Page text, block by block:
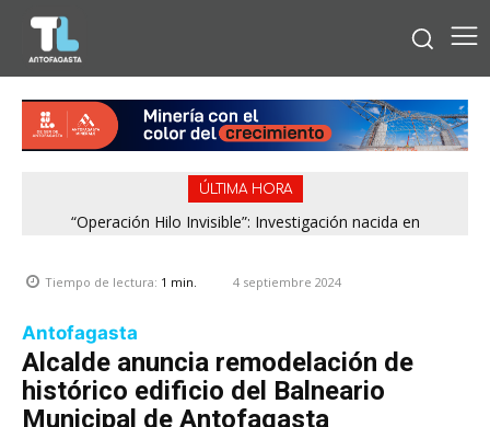
ÚLTIMA HORA
“Operación Hilo Invisible”: Investigación nacida en
Tiempo de lectura: 1 min. 4 septiembre 2024
Antofagasta
Alcalde anuncia remodelación de
histórico edificio del Balneario
Municipal de Antofagasta